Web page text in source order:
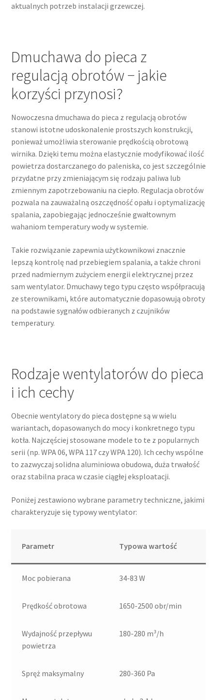
aktualnych potrzeb instalacji grzewczej.
Dmuchawa do pieca z
regulacją obrotów − jakie
korzyści przynosi?
Nowoczesna dmuchawa do pieca z regulacją obrotów
stanowi istotne udoskonalenie prostszych konstrukcji,
ponieważ umożliwia sterowanie prędkością obrotową
wirnika. Dzięki temu można elastycznie modyfikować ilość
powietrza dostarczanego do paleniska, co jest szczególnie
przydatne przy zmieniającym się rodzaju paliwa lub
zmiennym zapotrzebowaniu na ciepło. Regulacja obrotów
pozwala na zauważalną oszczędność opału i optymalizację
spalania, zapobiegając jednocześnie gwałtownym
wahaniom temperatury wody w systemie.
Takie rozwiązanie zapewnia użytkownikowi znacznie
lepszą kontrolę nad przebiegiem spalania, a także chroni
przed nadmiernym zużyciem energii elektrycznej przez
sam wentylator. Dmuchawy tego typu często współpracują
ze sterownikami, które automatycznie dopasowują obroty
na podstawie sygnałów odbieranych z czujników
temperatury.
Rodzaje wentylatorów do pieca
i ich cechy
Obecnie wentylatory do pieca dostępne są w wielu
wariantach, dopasowanych do mocy i konkretnego typu
kotła. Najczęściej stosowane modele to te z popularnych
serii (np. WPA 06, WPA 117 czy WPA 120). Ich cechy wspólne
to zazwyczaj solidna aluminiowa obudowa, duża trwałość
oraz stabilna praca w czasie ciągłej eksploatacji.
Poniżej zestawiono wybrane parametry techniczne, jakimi
charakteryzuje się typowy wentylator:
Parametr Typowa wartość
Moc pobierana 34-83 W
Prędkość obrotowa 1650-2500 obr/min
Wydajność przepływu
powietrza
180-280 m³/h
Spręż maksymalny 280-360 Pa